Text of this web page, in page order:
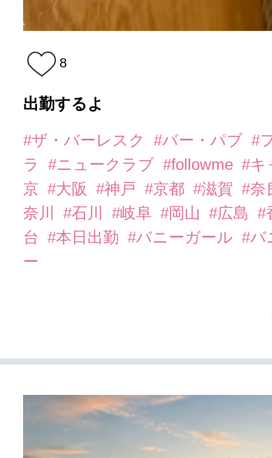
8
出勤するよ
#ザ・バーレスク #バー・パブ #
ラ
#ニュークラブ #followme #キ
京 #大阪 #神戸 #京都 #滋賀 #奈
奈川
#石川 #岐阜 #岡山 #広島
#
台
#本日出勤 #バニーガール #バ
ー